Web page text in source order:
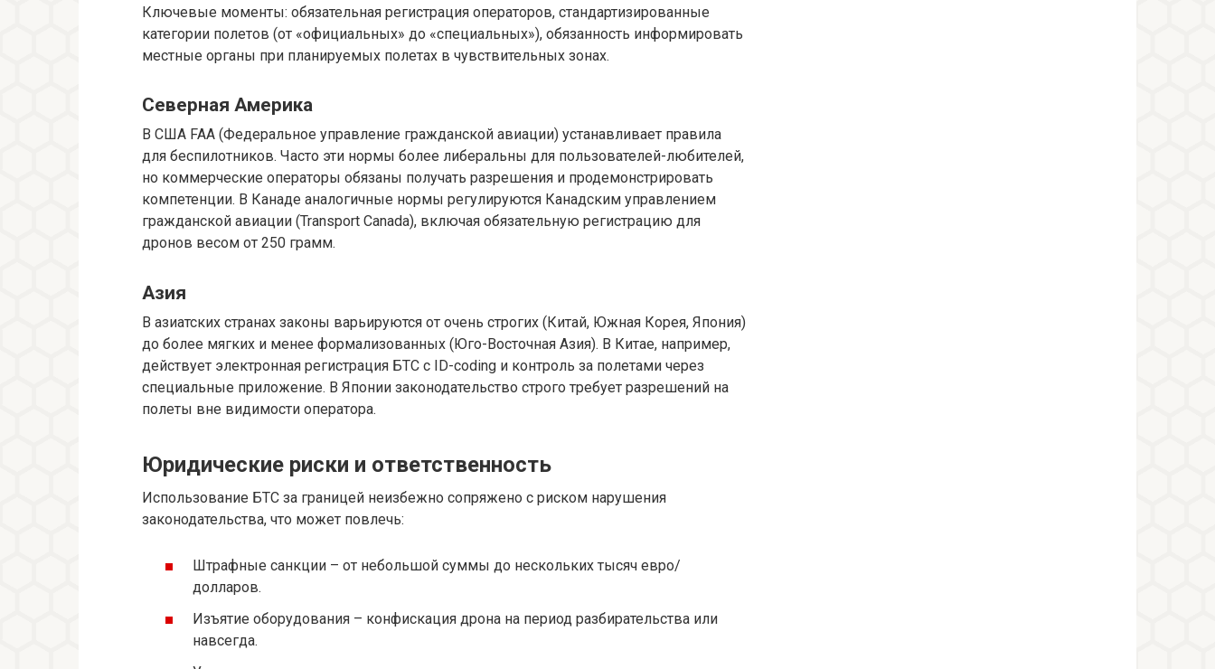
Ключевые моменты: обязательная регистрация операторов, стандартизированные
категории полетов (от «официальных» до «специальных»), обязанность информировать
местные органы при планируемых полетах в чувствительных зонах.
Северная Америка
В США FAA (Федеральное управление гражданской авиации) устанавливает правила
для беспилотников. Часто эти нормы более либеральны для пользователей-любителей,
но коммерческие операторы обязаны получать разрешения и продемонстрировать
компетенции. В Канаде аналогичные нормы регулируются Канадским управлением
гражданской авиации (Transport Canada), включая обязательную регистрацию для
дронов весом от 250 грамм.
Азия
В азиатских странах законы варьируются от очень строгих (Китай, Южная Корея, Япония)
до более мягких и менее формализованных (Юго-Восточная Азия). В Китае, например,
действует электронная регистрация БТС с ID-coding и контроль за полетами через
специальные приложение. В Японии законодательство строго требует разрешений на
полеты вне видимости оператора.
Юридические риски и ответственность
Использование БТС за границей неизбежно сопряжено с риском нарушения
законодательства, что может повлечь:
Штрафные санкции – от небольшой суммы до нескольких тысяч евро/
долларов.
Изъятие оборудования – конфискация дрона на период разбирательства или
навсегда.